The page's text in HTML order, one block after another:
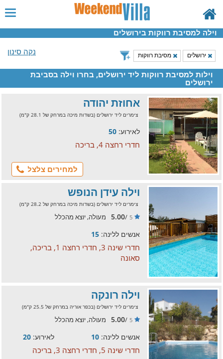
וילה למסיבת רווקות בירושלים
נקה סינון
ירושלים מסיבת רווקות
וילות למסיבת רווקות ליד ירושלים, בחרו וילה בסביבת
ירושלים
אחוזת יהודה
צימרים ליד ירושלים (בשדות מיכה במרחק של 28.1 ק"מ)
לאירוע: 50
חדרי רחצה 4, בריכה
למחירים צלצל
וילה עידן הנופש
צימרים ליד ירושלים (בשדות מיכה במרחק של 28.2 ק"מ)
5
/
5.00 מעולה, יוצא מהכלל
אנשים ללינה: 15
חדרי שינה 3, חדרי רחצה 1, בריכה,
סאונה
וילה רונקה
צימרים ליד ירושלים (בכפר אוריה במרחק של 25.5 ק"מ)
5
/
5.00 מעולה, יוצא מהכלל
אנשים ללינה: 10 לאירוע: 20
חדרי שינה 5, חדרי רחצה 3, בריכה